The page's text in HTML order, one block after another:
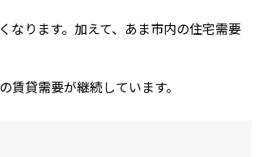
なります。加えて、あま市内の住宅需要
貸需要が継続しています。